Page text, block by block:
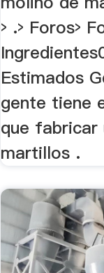
› .› Foros›
Estimados
gente tiene
que fabricar
martillos .